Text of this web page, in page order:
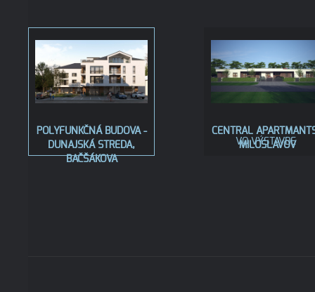
POLYFUNKČNÁ BUDOVA -
DUNAJSKÁ STREDA,
BAČŠÁKOVA
CENTRAL
MILOSLAVOV
VO VÝSTAVBE